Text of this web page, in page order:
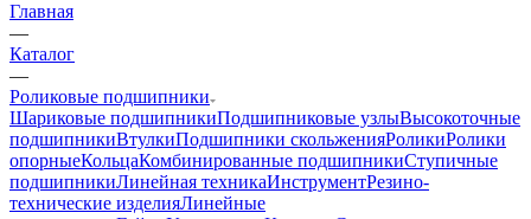
Главная
—
Каталог
—
Роликовые подшипники
Шариковые подшипникиПодшипниковые узлыВысокоточные
подшипникиВтулкиПодшипники скольженияРоликиРолики
опорныеКольцаКомбинированные подшипникиСтупичные
подшипникиЛинейная техникаИнструментРезино-
технические изделияЛинейные